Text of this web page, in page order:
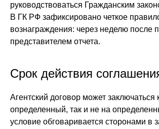
руководствоваться Гражданским
В ГК РФ зафиксировано четкое
вознаграждения: через неделю после
представителем отчета.
Срок действия
Агентский договор может заключаться
определенный, так и не на
условие обговаривается сторонами в